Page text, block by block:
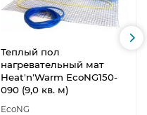
Теплый пол
нагревательный мат
Heat'n'Warm EcoNG150-
090 (9,0 кв. м)
EcoNG